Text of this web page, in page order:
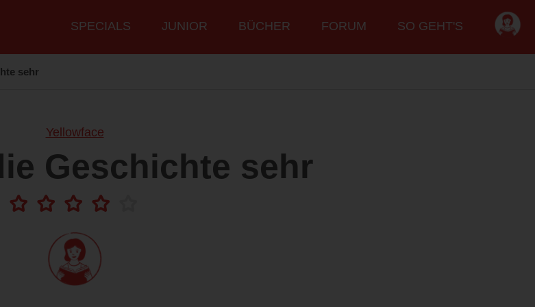
Hauptmenü
SPECIALS JUNIOR BÜCHER FORUM SO GEHT'S
sehr
Yellowface
Geschichte sehr